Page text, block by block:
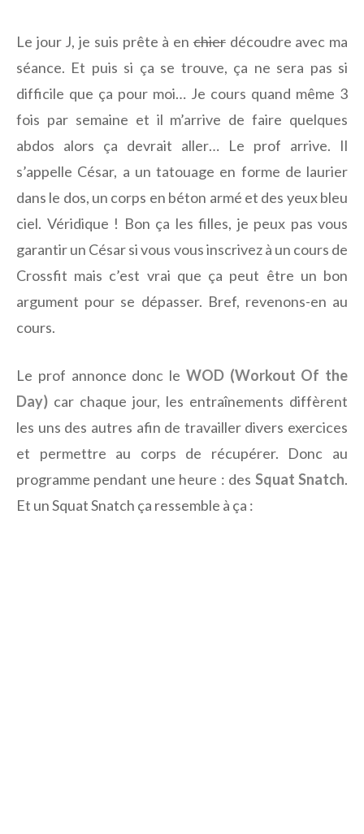
Le jour J, je suis prête à enchierdécoudre avec ma
séance. Et puis si ça se trouve, ça ne sera pas si
difficile que ça pour moi… Je cours quand même 3
fois par semaine et il m’arrive de faire quelques
abdos alors ça devrait aller… Le prof arrive. Il
s’appelle César, a un tatouage en forme de laurier
dans le dos, un corps en béton armé et des yeux bleu
ciel. Véridique ! Bon ça les filles, je peux pas vous
garantir un César si vous vous inscrivez à un cours de
Crossfit mais c’est vrai que ça peut être un bon
argument pour se dépasser. Bref, revenons-en au
cours.
Le prof annonce donc le WOD (Workout Of the
Day) car chaque jour, les entraînements diffèrent
les uns des autres afin de travailler divers exercices
et permettre au corps de récupérer. Donc au
programme pendant une heure : des Squat Snatch.
Et un Squat Snatch ça ressemble à ça :